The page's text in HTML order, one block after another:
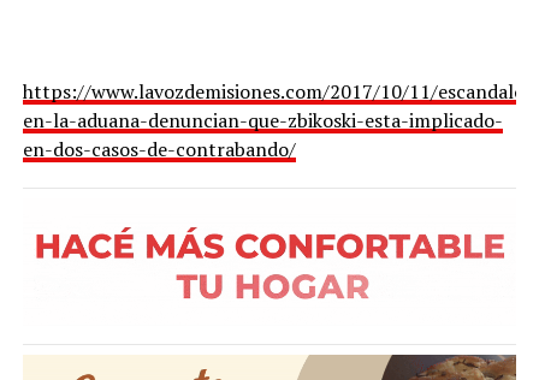
https://www.lavozdemisiones.com/2017/10/11/escandalo-
en-la-aduana-denuncian-que-zbikoski-esta-implicado-
en-dos-casos-de-contrabando/